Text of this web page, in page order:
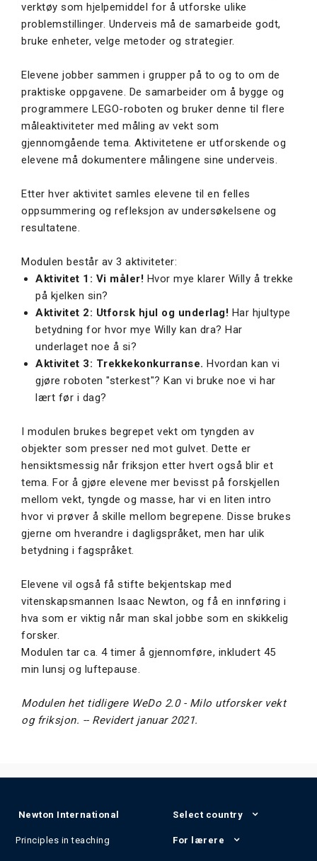
verktøy som hjelpemiddel for å utforske ulike
problemstillinger. Underveis må de samarbeide godt,
bruke enheter, velge metoder og strategier.
Elevene jobber sammen i grupper på to og to om de
praktiske oppgavene. De samarbeider om å bygge og
programmere LEGO-roboten og bruker denne til flere
måleaktiviteter med måling av vekt som
gjennomgående tema. Aktivitetene er utforskende og
elevene må dokumentere målingene sine underveis.
Etter hver aktivitet samles elevene til en felles
oppsummering og refleksjon av undersøkelsene og
resultatene.
Modulen består av 3 aktiviteter:
Aktivitet 1: Vi måler! Hvor mye klarer Willy å trekke
på kjelken sin?
Aktivitet 2: Utforsk hjul og underlag! Har hjultype
betydning for hvor mye Willy kan dra? Har
underlaget noe å si?
Aktivitet 3: Trekkekonkurranse. Hvordan kan vi
gjøre roboten "sterkest"? Kan vi bruke noe vi har
lært før i dag?
I modulen brukes begrepet vekt om tyngden av
objekter som presser ned mot gulvet. Dette er
hensiktsmessig når friksjon etter hvert også blir et
tema. For å gjøre elevene mer bevisst på forskjellen
mellom vekt, tyngde og masse, har vi en liten intro
hvor vi prøver å skille mellom begrepene. Disse brukes
gjerne om hverandre i dagligspråket, men har ulik
betydning i fagspråket.
Elevene vil også få stifte bekjentskap med
vitenskapsmannen Isaac Newton, og få en innføring i
hva som er viktig når man skal jobbe som en skikkelig
forsker.
Modulen tar ca. 4 timer å gjennomføre, inkludert 45
min lunsj og luftepause.
Modulen het tidligere WeDo 2.0 - Milo utforsker vekt
og friksjon. -- Revidert januar 2021.
Newton International
Principles in teaching
Select country
For lærere